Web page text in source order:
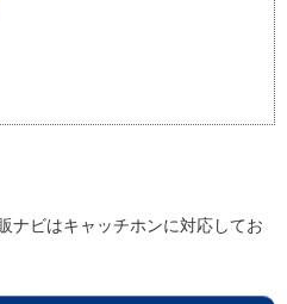
ナビはキャッチホンに対応してお